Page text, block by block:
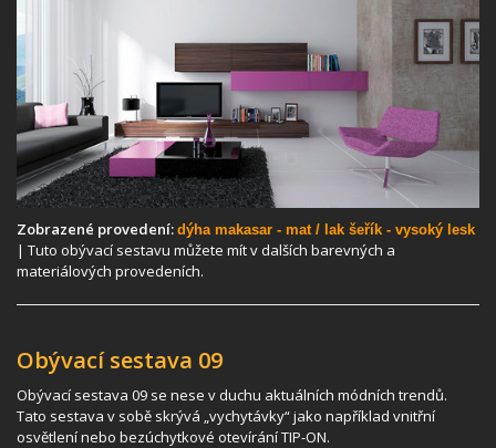
Zobrazené provedení: dýha makasar - mat / lak šeřík - vysoký lesk
| Tuto obývací sestavu můžete mít v dalších barevných a
materiálových provedeních.
Obývací sestava 09
Obývací sestava 09 se nese v duchu aktuálních módních trendů.
Tato sestava v sobě skrývá „vychytávky“ jako například vnitřní
osvětlení nebo bezúchytkové otevírání TIP-ON.